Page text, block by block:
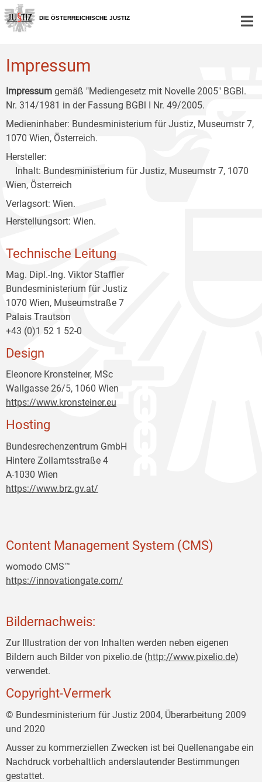
Zur
Hauptnavigation
[1]
Zum
Inhalt
[2]
Zum
Untermenü
[3]
DIE ÖSTERREICHISCHE JUSTIZ
Impressum
Impressum gemäß "Mediengesetz mit Novelle 2005" BGBl.
Nr. 314/1981 in der Fassung BGBl I Nr. 49/2005.
Medieninhaber: Bundesministerium für Justiz, Museumstr 7,
1070 Wien, Österreich.
Hersteller:
Inhalt: Bundesministerium für Justiz, Museumstr 7, 1070
Wien, Österreich
Verlagsort: Wien.
Herstellungsort: Wien.
Technische Leitung
Mag. Dipl.-Ing. Viktor Staffler
Bundesministerium für Justiz
1070 Wien, Museumstraße 7
Palais Trautson
+43 (0)1 52 1 52-0
Design
Eleonore Kronsteiner, MSc
Wallgasse 26/5, 1060 Wien
https://www.kronsteiner.eu
Hosting
Bundesrechenzentrum GmbH
Hintere Zollamtsstraße 4
A-1030 Wien
https://www.brz.gv.at/
Content Management System (CMS)
womodo CMS™
https://innovationgate.com/
Bildernachweis:
Zur Illustration der von Inhalten werden neben eigenen
Bildern auch Bilder von pixelio.de (http://www.pixelio.de)
verwendet.
Copyright-Vermerk
© Bundesministerium für Justiz 2004, Überarbeitung 2009
und 2020
Ausser zu kommerziellen Zwecken ist bei Quellenangabe ein
Nachdruck vorbehaltlich anderslautender Bestimmungen
gestattet.